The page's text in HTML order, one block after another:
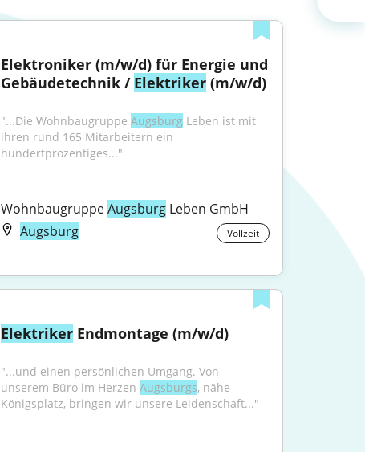
Elektroniker (m/w/d) für Energie und
Gebäudetechnik / Elektriker (m/w/d)
"...Die Wohnbaugruppe Augsburg Leben ist mit
ihren rund 165 Mitarbeitern ein
hundertprozentiges..."
Wohnbaugruppe Augsburg Leben GmbH
Augsburg
Vollzeit
Elektriker Endmontage (m/w/d)
"...und einen persönlichen Umgang. Von
unserem Büro im Herzen Augsburgs, nähe
Königsplatz, bringen wir unsere Leidenschaft..."